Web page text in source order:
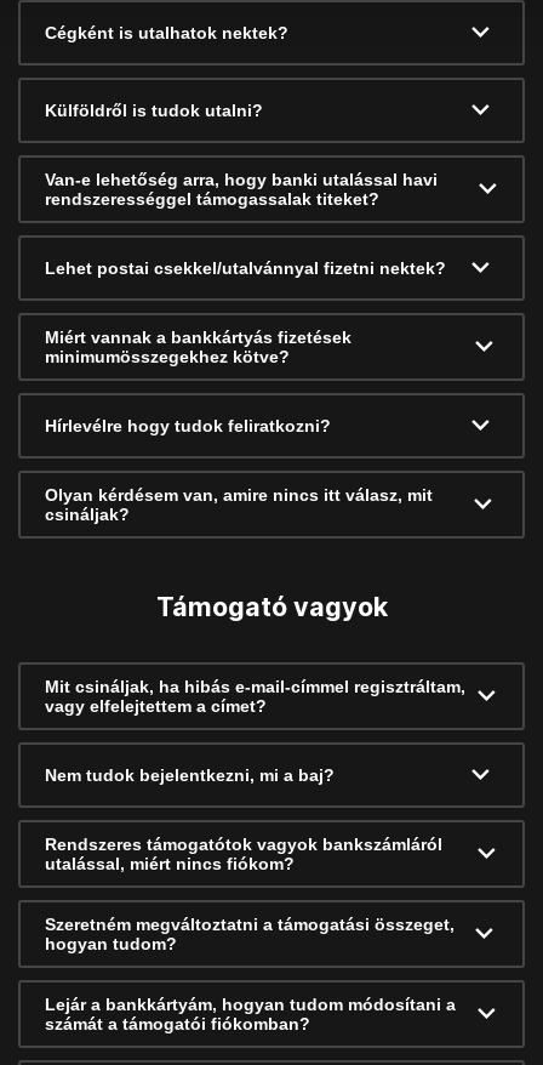
Cégként is utalhatok nektek?
Külföldről is tudok utalni?
Van-e lehetőség arra, hogy banki utalással havi
rendszerességgel támogassalak titeket?
Lehet postai csekkel/utalvánnyal fizetni nektek?
Miért vannak a bankkártyás fizetések
minimumösszegekhez kötve?
Hírlevélre hogy tudok feliratkozni?
Olyan kérdésem van, amire nincs itt válasz, mit
csináljak?
Támogató vagyok
Mit csináljak, ha hibás e-mail-címmel regisztráltam,
vagy elfelejtettem a címet?
Nem tudok bejelentkezni, mi a baj?
Rendszeres támogatótok vagyok bankszámláról
utalással, miért nincs fiókom?
Szeretném megváltoztatni a támogatási összeget,
hogyan tudom?
Lejár a bankkártyám, hogyan tudom módosítani a
számát a támogatói fiókomban?